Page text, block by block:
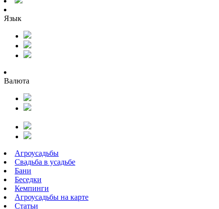
Язык
Валюта
Агроусадьбы
Свадьба в усадьбе
Бани
Беседки
Кемпинги
Агроусадьбы на карте
Статьи